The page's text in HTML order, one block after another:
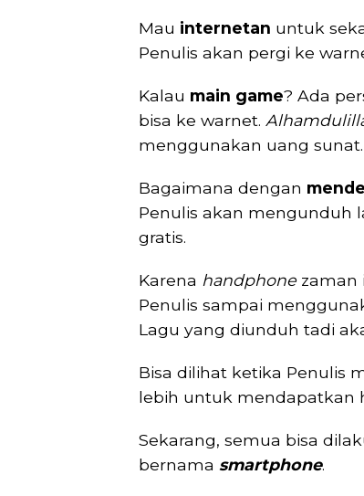
Mau internetan untuk
Penulis akan pergi ke
Kalau main game? Ada
bisa ke warnet.
menggunakan uang sunat.
Bagaimana dengan
Penulis akan mengunduh
gratis.
Karena handphone zaman
Penulis sampai
Lagu yang diunduh tadi
Bisa dilihat ketika Penulis
lebih untuk mendapatkan
Sekarang, semua bisa
bernama smartphone.